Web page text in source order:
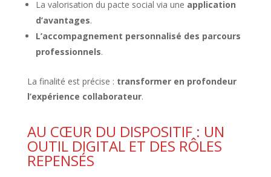
La valorisation du pacte social via une application
d’avantages.
L’accompagnement personnalisé des parcours
professionnels.
La finalité est précise : transformer en profondeur
l’expérience collaborateur.
AU CŒUR DU DISPOSITIF : UN
OUTIL DIGITAL ET DES RÔLES
REPENSÉS